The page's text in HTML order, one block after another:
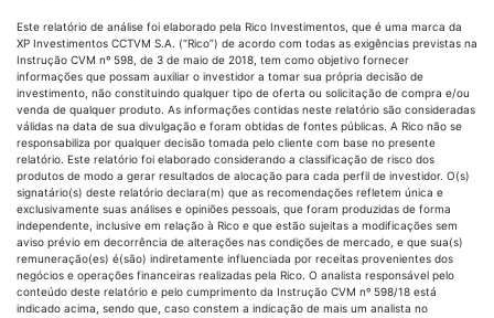
Este relatório de análise foi elaborado pela Rico Investimentos, que é uma marca da
XP Investimentos CCTVM S.A. (“Rico”) de acordo com todas as exigências previstas na
Instrução CVM nº 598, de 3 de maio de 2018, tem como objetivo fornecer
informações que possam auxiliar o investidor a tomar sua própria decisão de
investimento, não constituindo qualquer tipo de oferta ou solicitação de compra e/ou
venda de qualquer produto. As informações contidas neste relatório são consideradas
válidas na data de sua divulgação e foram obtidas de fontes públicas. A Rico não se
responsabiliza por qualquer decisão tomada pelo cliente com base no presente
relatório. Este relatório foi elaborado considerando a classificação de risco dos
produtos de modo a gerar resultados de alocação para cada perfil de investidor. O(s)
signatário(s) deste relatório declara(m) que as recomendações refletem única e
exclusivamente suas análises e opiniões pessoais, que foram produzidas de forma
independente, inclusive em relação à Rico e que estão sujeitas a modificações sem
aviso prévio em decorrência de alterações nas condições de mercado, e que sua(s)
remuneração(es) é(são) indiretamente influenciada por receitas provenientes dos
negócios e operações financeiras realizadas pela Rico. O analista responsável pelo
conteúdo deste relatório e pelo cumprimento da Instrução CVM nº 598/18 está
indicado acima, sendo que, caso constem a indicação de mais um analista no